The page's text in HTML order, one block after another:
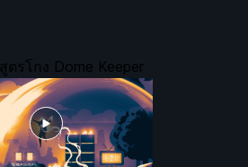
รโกง Dome Keeper